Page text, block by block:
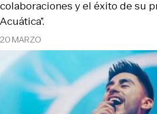
20 MARZO
colaboraciones y el éxito de su
Acuática”.